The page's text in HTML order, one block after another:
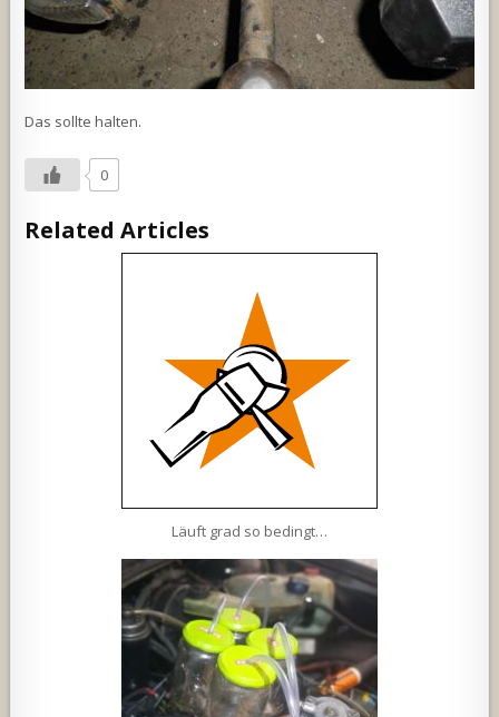
Das sollte halten.
0
Related Articles
Läuft grad so bedingt…